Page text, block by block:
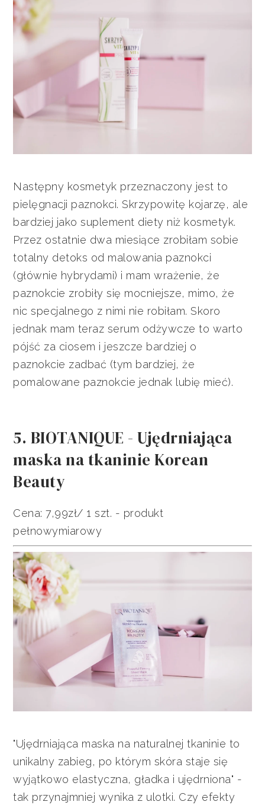
Następny kosmetyk przeznaczony jest to
pielęgnacji paznokci. Skrzypowitę kojarzę, ale
bardziej jako suplement diety niż kosmetyk.
Przez ostatnie dwa miesiące zrobiłam sobie
totalny detoks od malowania paznokci
(głównie hybrydami) i mam wrażenie, że
paznokcie zrobiły się mocniejsze, mimo, że
nic specjalnego z nimi nie robiłam. Skoro
jednak mam teraz serum odżywcze to warto
pójść za ciosem i jeszcze bardziej o
paznokcie zadbać (tym bardziej, że
pomalowane paznokcie jednak lubię mieć).
5. BIOTANIQUE - Ujędrniająca
maska na tkaninie Korean
Beauty
Cena: 7,99zł/ 1 szt. - produkt
pełnowymiarowy
"Ujędrniająca maska na naturalnej tkaninie to
unikalny zabieg, po którym skóra staje się
wyjątkowo elastyczna, gładka i ujędrniona" -
tak przynajmniej wynika z ulotki. Czy efekty